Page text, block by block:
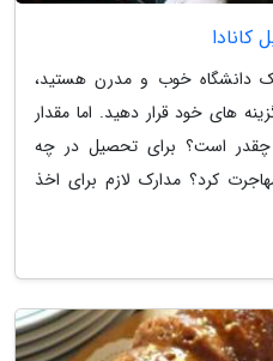
دانشگاه خوب و مدرن هستید،
های خود قرار دهید. اما مقدار
چقدر است؟ برای تحصیل در چه
کرد؟ مدارک لازم برای اخذ